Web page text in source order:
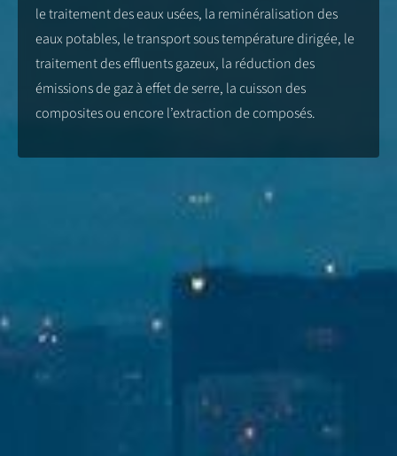
le traitement des eaux usées, la reminéralisation des
eaux potables, le transport sous température dirigée, le
traitement des effluents gazeux, la réduction des
émissions de gaz à effet de serre, la cuisson des
composites ou encore l’extraction de composés.